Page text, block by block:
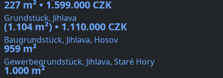
227 m² • 1.599.000 CZK
Grundstück, Jihlava
(1.104 m²) • 1.110.000 CZK
Baugrundstück, Jihlava, Hosov
959 m²
Gewerbegrundstück, Jihlava, Staré Hory
1.000 m²